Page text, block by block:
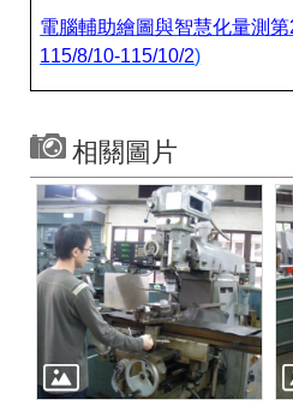
電腦輔助繪圖與智慧化量測第
115/8/10-115/10/2)
相關圖片